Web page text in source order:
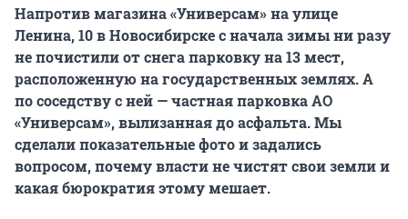
Напротив магазина «Универсам» на улице
Ленина, 10 в Новосибирске с начала зимы ни разу
не почистили от снега парковку на 13 мест,
расположенную на государственных землях. А
по соседству с ней — частная парковка АО
«Универсам», вылизанная до асфальта. Мы
сделали показательные фото и задались
вопросом, почему власти не чистят свои земли и
какая бюрократия этому мешает.